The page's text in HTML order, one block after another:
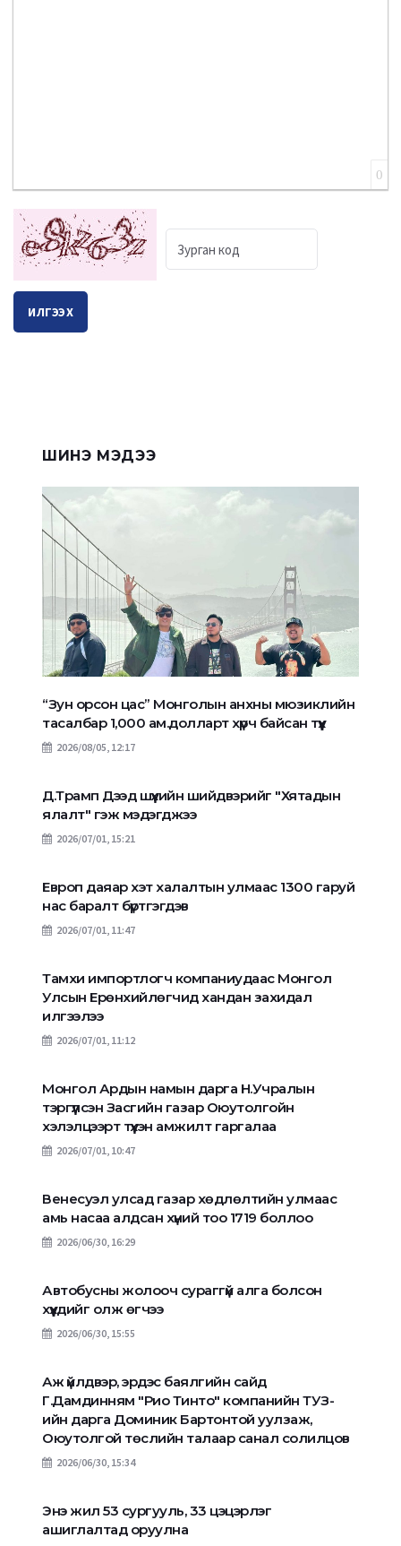
0
ИЛГЭЭХ
ШИНЭ МЭДЭЭ
“Зун орсон цас” Монголын анхны мюзиклийн
тасалбар 1,000 ам.долларт хүрч байсан түүх
2026/08/05, 12:17
Д.Трамп Дээд шүүхийн шийдвэрийг "Хятадын
ялалт" гэж мэдэгджээ
2026/07/01, 15:21
Европ даяар хэт халалтын улмаас 1300 гаруй
нас баралт бүртгэгдэв
2026/07/01, 11:47
Тамхи импортлогч компаниудаас Монгол
Улсын Ерөнхийлөгчид хандан захидал
илгээлээ
2026/07/01, 11:12
Монгол Ардын намын дарга Н.Учралын
тэргүүлсэн Засгийн газар Оюутолгойн
хэлэлцээрт түүхэн амжилт гаргалаа
2026/07/01, 10:47
Венесуэл улсад газар хөдлөлтийн улмаас
амь насаа алдсан хүний тоо 1719 боллоо
2026/06/30, 16:29
Автобусны жолооч сураггүй алга болсон
хүүхдийг олж өгчээ
2026/06/30, 15:55
Аж үйлдвэр, эрдэс баялгийн сайд
Г.Дамдинням "Рио Тинто" компанийн ТУЗ-
ийн дарга Доминик Бартонтой уулзаж,
Оюутолгой төслийн талаар санал солилцов
2026/06/30, 15:34
Энэ жил 53 сургууль, 33 цэцэрлэг
ашиглалтад оруулна